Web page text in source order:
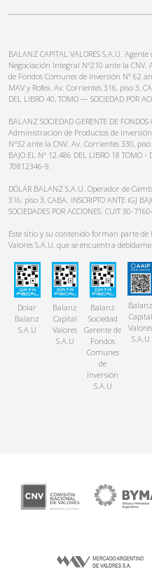
BALANZ CAPITAL VALORES S.A.U.
Negociación Integral N°210 ante la
de Fondos Comunes de Inversión N° 62
MAV y Rofex. Av. Corrientes 316, piso 3,
DEL LIBRO 40, TOMO — SOCIEDAD POR
BALANZ SOCIEDAD GERENTE DE
Administración de Productos de
N°32 ante la CNV. Av. Corrientes 330, piso
BAJO EL N° 12.486 DEL LIBRO 18 TOMO -
70812346-9.
DÓLAR BALANZ S.A.U. Operador de
316, piso 3, CABA. INSCRIPTO ANTE IGJ
SOCIEDADES POR ACCIONES. CUIT 30-
Este sitio y su contenido forman parte
Valores S.A.U, que se encuentra
Dolar
Balanz
S.A.U
Balanz
Capital
Valores
S.A.U
Balanz
Sociedad
Gerente de
Fondos
Comunes
de
Inversión
S.A.U
Balanz
Capital
Valores
S.A.U